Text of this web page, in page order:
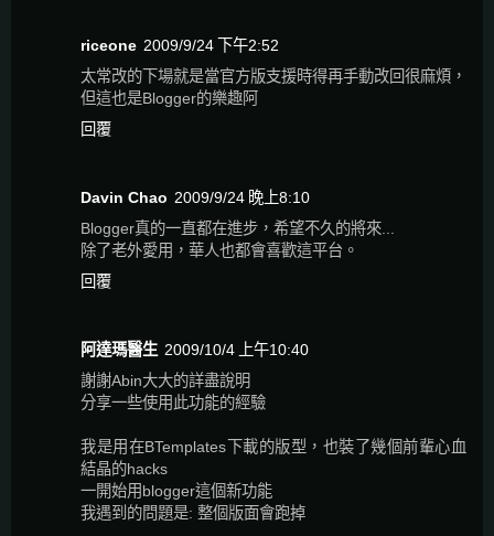
riceone 2009/9/24 下午2:52
太常改的下場就是當官方版支援時得再手動改回很麻煩，
但這也是Blogger的樂趣阿
回覆
Davin Chao 2009/9/24 晚上8:10
Blogger真的一直都在進步，希望不久的將來...
除了老外愛用，華人也都會喜歡這平台。
回覆
阿達瑪醫生 2009/10/4 上午10:40
謝謝Abin大大的詳盡說明
分享一些使用此功能的經驗
我是用在BTemplates下載的版型，也裝了幾個前輩心血
結晶的hacks
一開始用blogger這個新功能
我遇到的問題是: 整個版面會跑掉